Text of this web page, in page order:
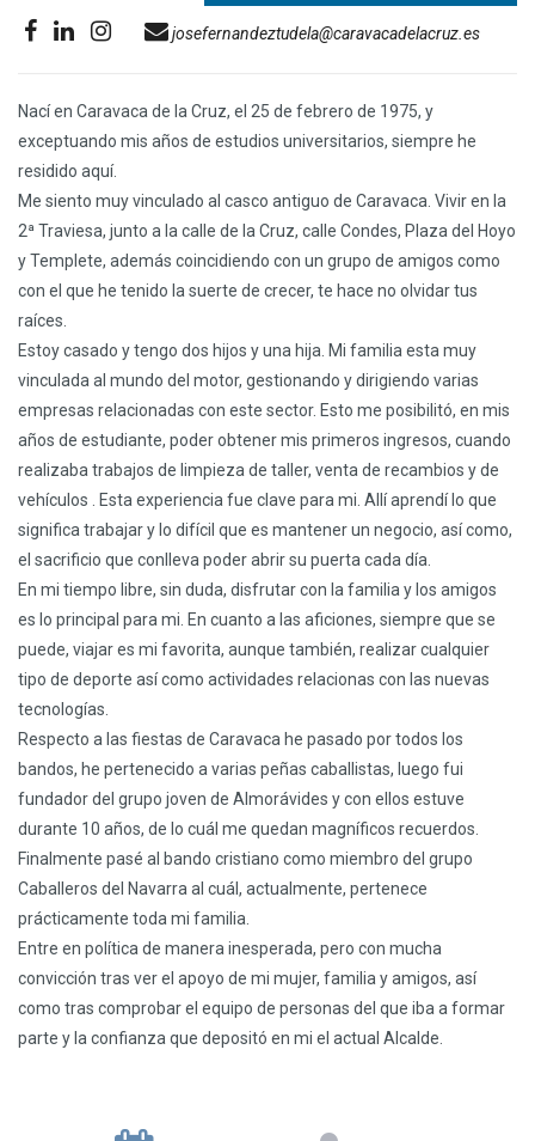
josefernandeztudela@caravacadelacruz.es
Nací en Caravaca de la Cruz, el 25 de febrero de 1975, y
exceptuando mis años de estudios universitarios, siempre he
residido aquí.
Me siento muy vinculado al casco antiguo de Caravaca. Vivir en la
2ª Traviesa, junto a la calle de la Cruz, calle Condes, Plaza del Hoyo
y Templete, además coincidiendo con un grupo de amigos como
con el que he tenido la suerte de crecer, te hace no olvidar tus
raíces.
Estoy casado y tengo dos hijos y una hija. Mi familia esta muy
vinculada al mundo del motor, gestionando y dirigiendo varias
empresas relacionadas con este sector. Esto me posibilitó, en mis
años de estudiante, poder obtener mis primeros ingresos, cuando
realizaba trabajos de limpieza de taller, venta de recambios y de
vehículos . Esta experiencia fue clave para mi. Allí aprendí lo que
significa trabajar y lo difícil que es mantener un negocio, así como,
el sacrificio que conlleva poder abrir su puerta cada día.
En mi tiempo libre, sin duda, disfrutar con la familia y los amigos
es lo principal para mi. En cuanto a las aficiones, siempre que se
puede, viajar es mi favorita, aunque también, realizar cualquier
tipo de deporte así como actividades relacionas con las nuevas
tecnologías.
Respecto a las fiestas de Caravaca he pasado por todos los
bandos, he pertenecido a varias peñas caballistas, luego fui
fundador del grupo joven de Almorávides y con ellos estuve
durante 10 años, de lo cuál me quedan magníficos recuerdos.
Finalmente pasé al bando cristiano como miembro del grupo
Caballeros del Navarra al cuál, actualmente, pertenece
prácticamente toda mi familia.
Entre en política de manera inesperada, pero con mucha
convicción tras ver el apoyo de mi mujer, familia y amigos, así
como tras comprobar el equipo de personas del que iba a formar
parte y la confianza que depositó en mi el actual Alcalde.